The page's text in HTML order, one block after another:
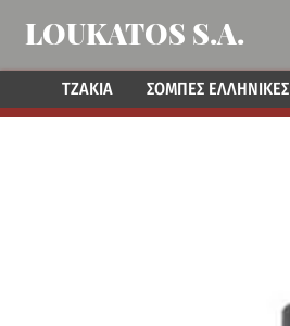
LOUKATOS S.A.
ΤΖΑΚΙΑ ΣΟΜΠΕΣ ΕΛΛΗΝΙΚΕΣ